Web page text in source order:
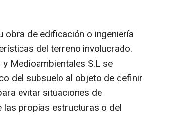
de edificación o ingeniería
del terreno involucrado.
Medioambientales S.L se
del subsuelo al objeto de definir
evitar situaciones de
las propias estructuras o del